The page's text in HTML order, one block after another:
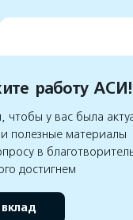
работу АСИ!
у вас была
полезные материалы
в
достигнем